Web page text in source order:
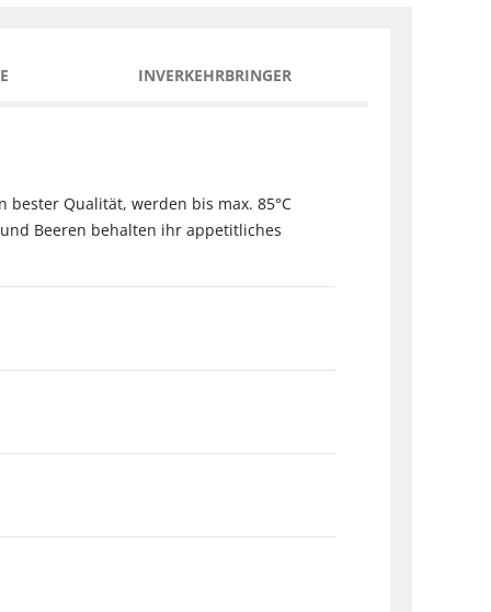
INVERKEHRBRINGER
Qualität, werden bis max. 85°C
Beeren behalten ihr appetitliches